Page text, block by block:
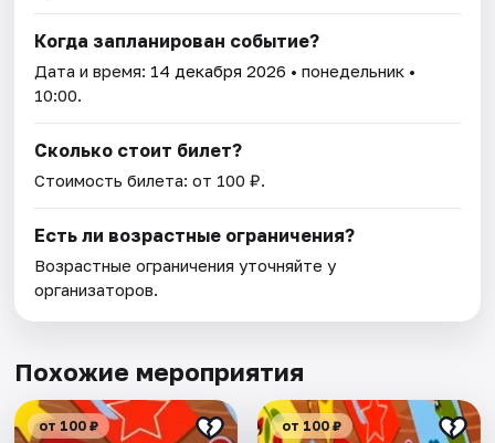
Когда запланирован событие?
Дата и время: 14 декабря 2026 • понедельник •
10:00.
Сколько стоит билет?
Стоимость билета: от 100 ₽.
Есть ли возрастные ограничения?
Возрастные ограничения уточняйте у
организаторов.
Похожие мероприятия
от 100 ₽ от 100 ₽